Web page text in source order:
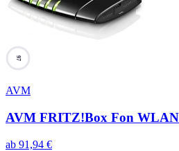
97
AVM
AVM FRITZ!Box Fon WLAN
ab 91,94 €